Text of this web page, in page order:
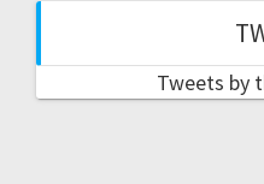
Tweets by